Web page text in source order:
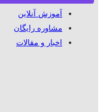
آموزش آنلاین
مشاوره رایگان
اخبار و مقالات